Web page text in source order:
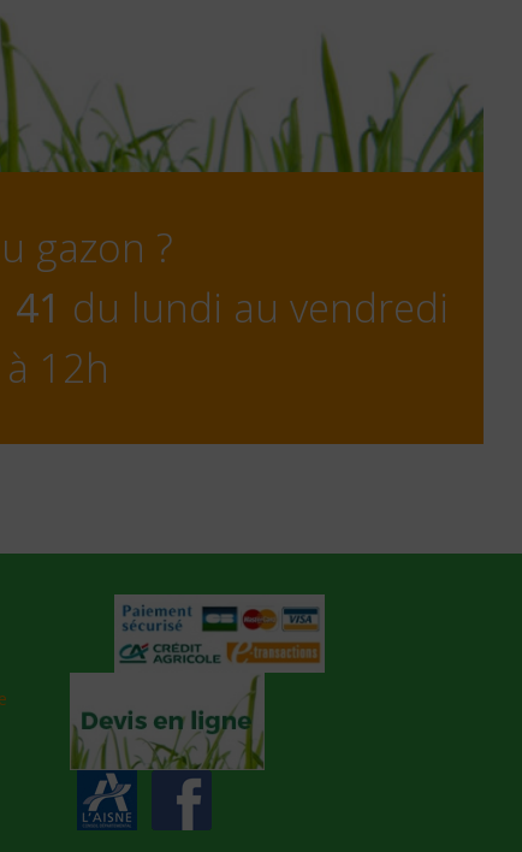
gazon ?
du lundi au vendredi
12h